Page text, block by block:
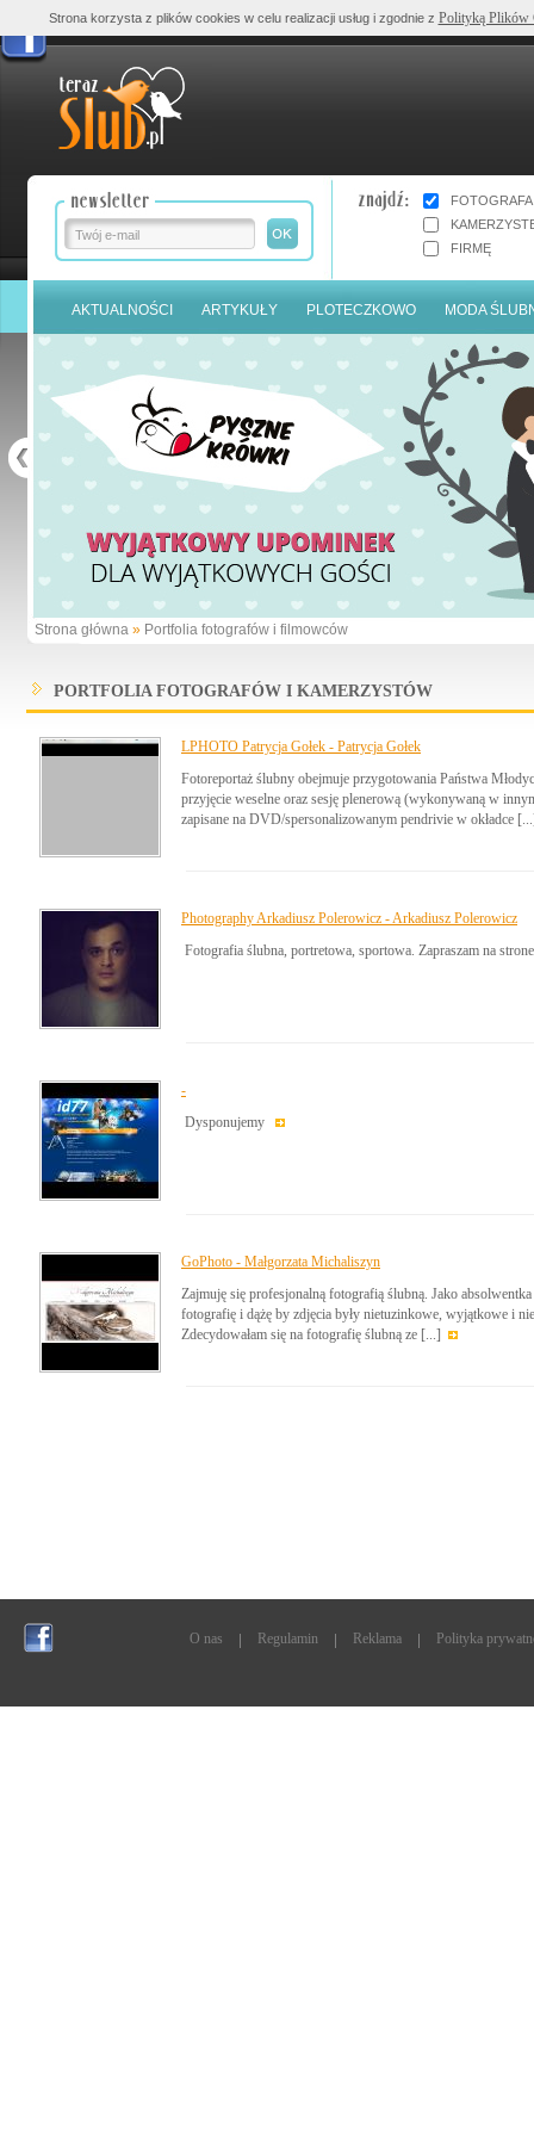
FOTOGRAFA
FIRMĘ
AKTUALNOŚCI ARTYKUŁY PLOTECZKOWO MODA
Strona główna » Portfolia fotografów i filmowców
PORTFOLIA FOTOGRAFÓW I KAMERZYSTÓW
LPHOTO Patrycja Gołek - Patrycja Gołek
Fotoreportaż ślubny obejmuje przygotowania Państwa
przyjęcie weselne oraz sesję plenerową (wykonywaną w
zapisane na DVD/spersonalizowanym pendrivie w okładce
Photography Arkadiusz Polerowicz - Arkadiusz Polerowicz
Fotografia ślubna, portretowa, sportowa. Zapraszam na
-
Dysponujemy
GoPhoto - Małgorzata Michaliszyn
Zajmuję się profesjonalną fotografią ślubną. Jako
fotografię i dążę by zdjęcia były nietuzinkowe, wyjątkowe i
Zdecydowałam się na fotografię ślubną ze [...]
O nas Regulamin Reklama Polityka
Strona korzysta z plików cookies w celu realizacji usług i zgodnie z Polityką Plików